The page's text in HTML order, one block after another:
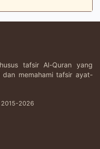
tafsir Al-Quran yang
dan memahami tafsir ayat-
2026